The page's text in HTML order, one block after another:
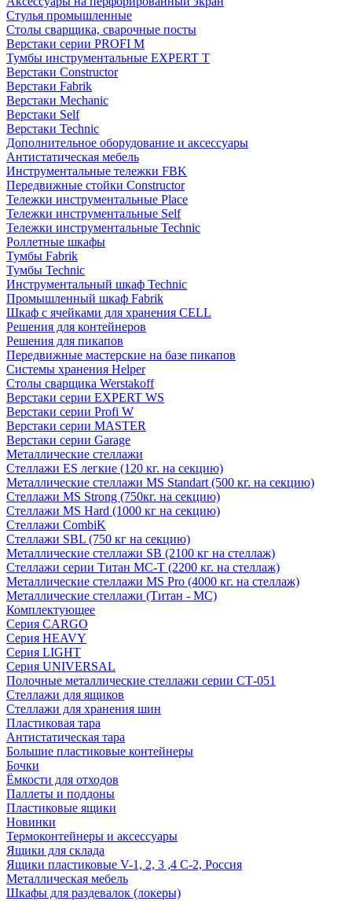
Стулья промышленные
Столы сварщика, сварочные посты
Верстаки серии PROFI M
Тумбы инструментальные EXPERT T
Верстаки Constructor
Верстаки Fabrik
Верстаки Mechanic
Верстаки Self
Верстаки Technic
Дополнительное оборудование и аксессуары
Антистатическая мебель
Инструментальные тележки FBK
Передвижные стойки Constructor
Тележки инструментальные Place
Тележки инструментальные Self
Тележки инструментальные Technic
Роллетные шкафы
Тумбы Fabrik
Тумбы Technic
Инструментальный шкаф Technic
Промышленный шкаф Fabrik
Шкаф с ячейками для хранения CELL
Решения для контейнеров
Решения для пикапов
Передвижные мастерские на базе пикапов
Системы хранения Helper
Столы сварщика Werstakoff
Верстаки серии EXPERT WS
Верстаки серии Profi W
Верстаки серии MASTER
Верстаки серии Garage
Металлические стеллажи
Стеллажи ES легкие (120 кг. на секцию)
Металлические стеллажи MS Standart (500 кг. на секцию)
Стеллажи MS Strong (750кг. на секцию)
Стеллажи MS Hard (1000 кг на секцию)
Стеллажи CombiK
Стеллажи SBL (750 кг на секцию)
Металлические стеллажи SB (2100 кг на стеллаж)
Стеллажи серии Титан МС-Т (2200 кг. на стеллаж)
Металлические стеллажи MS Pro (4000 кг. на стеллаж)
Металлические стеллажи (Титан - МС)
Комплектующее
Серия CARGO
Серия HEAVY
Серия LIGHT
Серия UNIVERSAL
Полочные металлические стеллажи серии СТ-051
Стеллажи для ящиков
Стеллажи для хранения шин
Пластиковая тара
Антистатическая тара
Большие пластиковые контейнеры
Бочки
Ёмкости для отходов
Паллеты и поддоны
Пластиковые ящики
Новинки
Термоконтейнеры и аксессуары
Ящики для склада
Ящики пластиковые V-1, 2, 3 ,4 С-2, Россия
Металлическая мебель
Шкафы для раздевалок (локеры)